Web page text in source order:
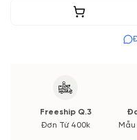
(*) Đơn hàng cần đặt trước
theo màu tốt nhất cho
Mùa vụ. Vườn Hoa Tươi
Thêm vào giỏ
Freeship Q.3
Đơn Từ 400k